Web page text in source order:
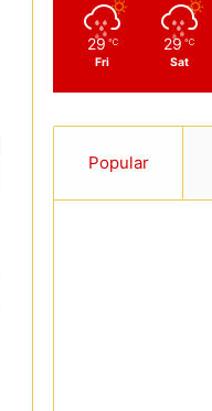
29 ℃
Fri
29 ℃
Sat
Popular